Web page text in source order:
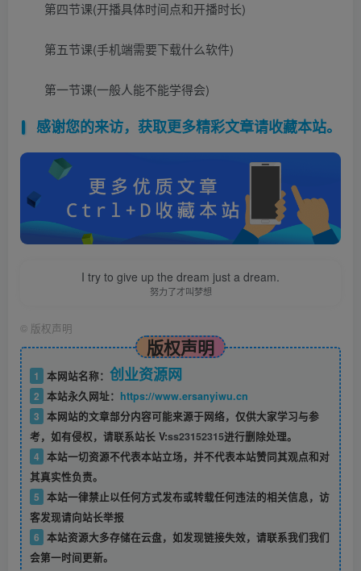
第四节课(开播具体时间点和开播时长)
第五节课(手机端需要下载什么软件)
第一节课(一般人能不能学得会)
感谢您的来访，获取更多精彩文章请收藏本站。
I try to give up the dream just a dream.
努力了才叫梦想
© 版权声明
版权声明
1 本网站名称： 创业资源网
2 本站永久网址： https://www.ersanyiwu.cn
3 本网站的文章部分内容可能来源于网络，仅供大家学习与参
考，如有侵权，请联系站长 V:ss23152315进行删除处理。
4 本站一切资源不代表本站立场，并不代表本站赞同其观点和对
其真实性负责。
5 本站一律禁止以任何方式发布或转载任何违法的相关信息，访
客发现请向站长举报
6 本站资源大多存储在云盘，如发现链接失效，请联系我们我们
会第一时间更新。